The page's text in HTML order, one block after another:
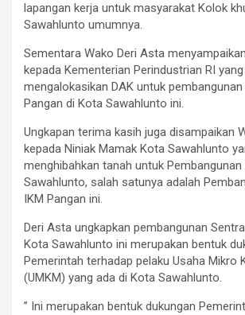
lapangan kerja untuk masyarakat Kolok
Sawahlunto umumnya.
Sementara Wako Deri Asta
kepada Kementerian Perindustrian RI
mengalokasikan DAK untuk
Pangan di Kota Sawahlunto ini.
Ungkapan terima kasih juga disampaikan
kepada Niniak Mamak Kota Sawahlunto
menghibahkan tanah untuk
Sawahlunto, salah satunya adalah
IKM Pangan ini.
Deri Asta ungkapkan pembangunan
Kota Sawahlunto ini merupakan bentuk
Pemerintah terhadap pelaku Usaha Mikro
(UMKM) yang ada di Kota Sawahlunto.
” Ini merupakan bentuk dukungan